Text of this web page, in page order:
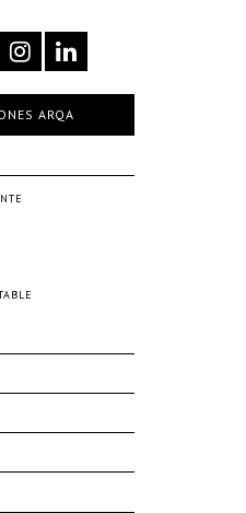
ARQA